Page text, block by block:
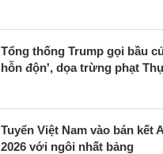
Tổng thống Trump gọi bầu
hỗn độn', dọa trừng phạt
Tuyển Việt Nam vào bán kết
2026 với ngôi nhất bảng